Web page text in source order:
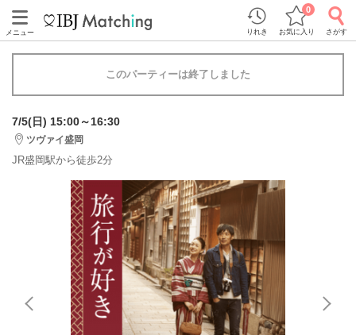
メニュー りれき お気に入り
0
さがす
このパーティーは終了しました
7/5(日) 15:00～16:30
ツヴァイ盛岡
JR盛岡駅から徒歩2分